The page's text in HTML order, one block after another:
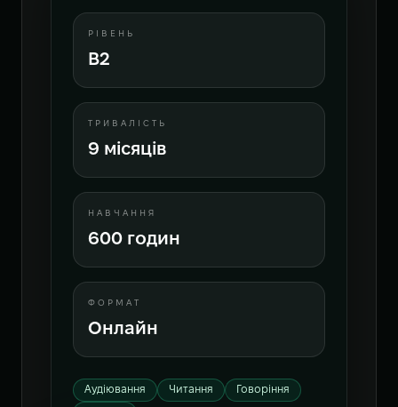
РІВЕНЬ
B2
ТРИВАЛІСТЬ
9 місяців
НАВЧАННЯ
600 годин
ФОРМАТ
Онлайн
Аудіювання Читання Говоріння